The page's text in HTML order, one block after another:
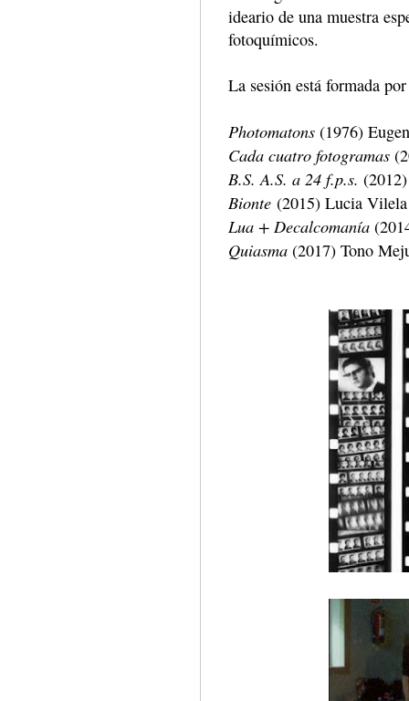
ideario de una muestra
fotoquímicos.
La sesión está formada
Photomatons (1976)
Cada cuatro fotogramas
B.S. A.S. a 24 f.p.s.
Bionte (2015) Lucia Vilela
Lua + Decalcomanía
Quiasma (2017) Tono